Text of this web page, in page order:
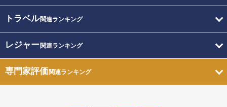
トラベル関連ランキング
レジャー関連ランキング
専門家評価関連ランキング